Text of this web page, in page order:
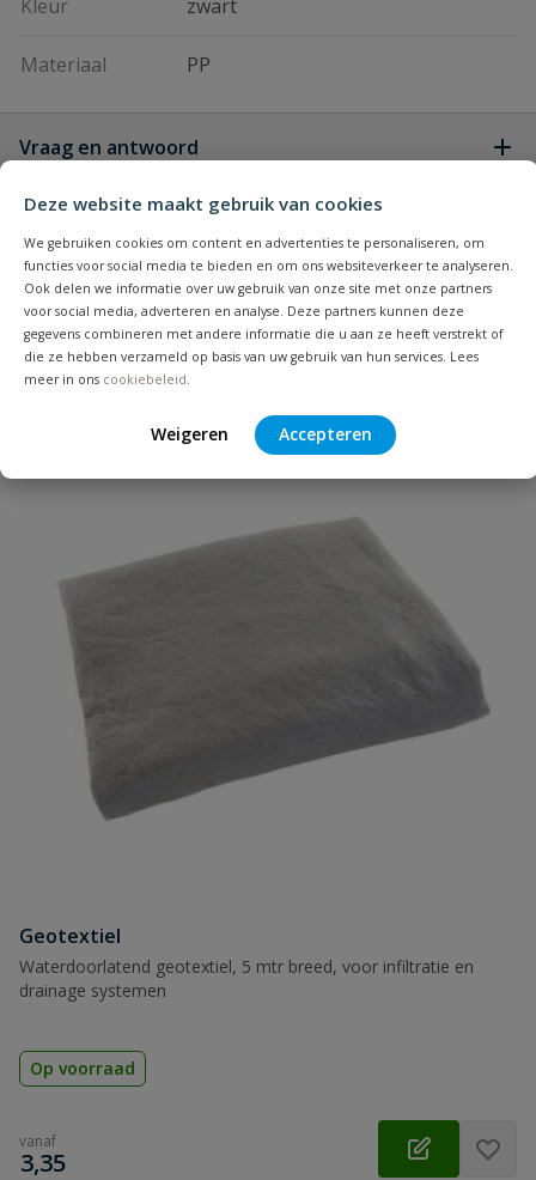
Deze website maakt gebruik van cookies
We gebruiken cookies om content en advertenties te personaliseren, om
functies voor social media te bieden en om ons websiteverkeer te analyseren.
Ook delen we informatie over uw gebruik van onze site met onze partners
voor social media, adverteren en analyse. Deze partners kunnen deze
gegevens combineren met andere informatie die u aan ze heeft verstrekt of
die ze hebben verzameld op basis van uw gebruik van hun services. Lees
meer in ons cookiebeleid
Weigeren Accepteren
Kleur zwart
Materiaal PP
Vraag en antwoord
Geen vragen
Heb je zelf ook een vraag over
dit product?
Stel jouw
vraag
Beoordelingen
Schrijf zelf een beoordeling
Je beoordeelt:Drainage afsluitkap 50 mm
Uw waardering:
Samenvatting
Beoordeling
Beoordeling versturen
Bijpassende producten
Geotextiel
Waterdoorlatend geotextiel, 5 mtr breed, voor infiltratie en
drainage systemen
Op voorraad
vanaf
€
3,35